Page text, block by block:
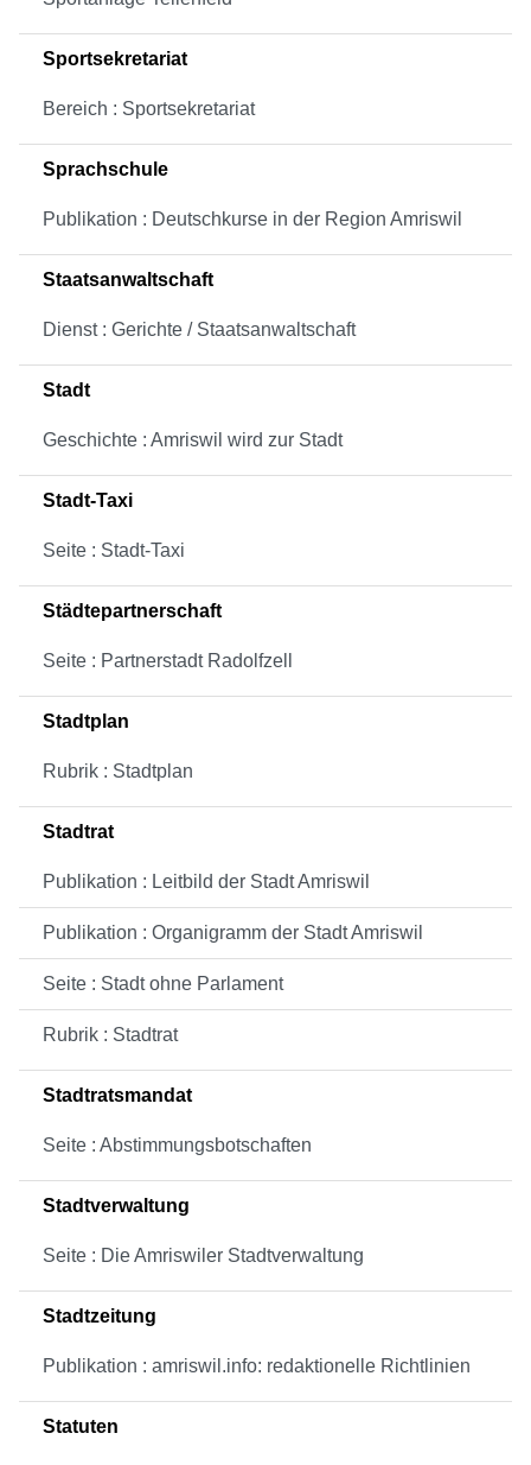
Sportsekretariat
Bereich : Sportsekretariat
Sprachschule
Publikation : Deutschkurse in der Region Amriswil
Staatsanwaltschaft
Dienst : Gerichte / Staatsanwaltschaft
Stadt
Geschichte : Amriswil wird zur Stadt
Stadt-Taxi
Seite : Stadt-Taxi
Städtepartnerschaft
Seite : Partnerstadt Radolfzell
Stadtplan
Rubrik : Stadtplan
Stadtrat
Publikation : Leitbild der Stadt Amriswil
Publikation : Organigramm der Stadt Amriswil
Seite : Stadt ohne Parlament
Rubrik : Stadtrat
Stadtratsmandat
Seite : Abstimmungsbotschaften
Stadtverwaltung
Seite : Die Amriswiler Stadtverwaltung
Stadtzeitung
Publikation : amriswil.info: redaktionelle Richtlinien
Statuten